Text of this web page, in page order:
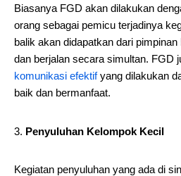
Biasanya FGD akan dilakukan
orang sebagai pemicu terjadinya
balik akan didapatkan dari
dan berjalan secara simultan. FGD
komunikasi efektifyang dilakukan
baik dan bermanfaat.
Penyuluhan Kelompok Kecil
Kegiatan penyuluhan yang ada di